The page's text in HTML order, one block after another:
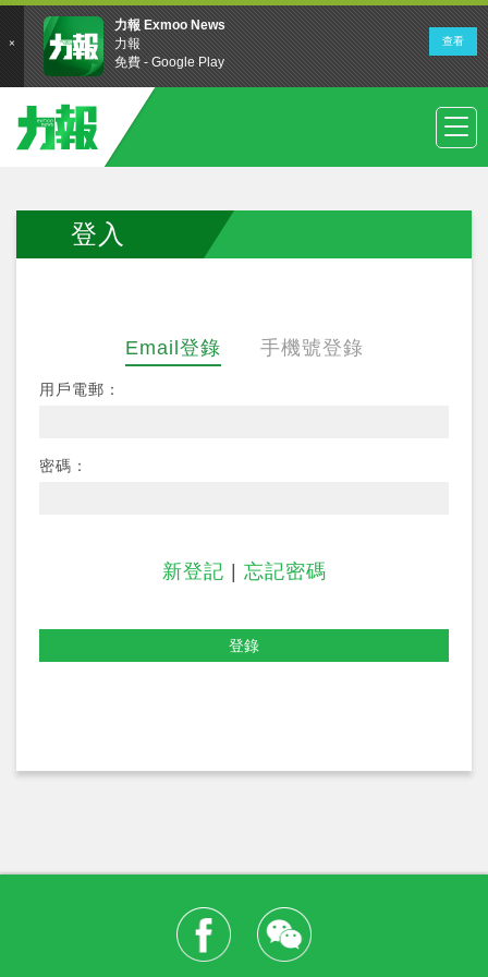
登入
Email登錄 手機號登錄
用戶電郵：
密碼：
新登記 忘記密碼